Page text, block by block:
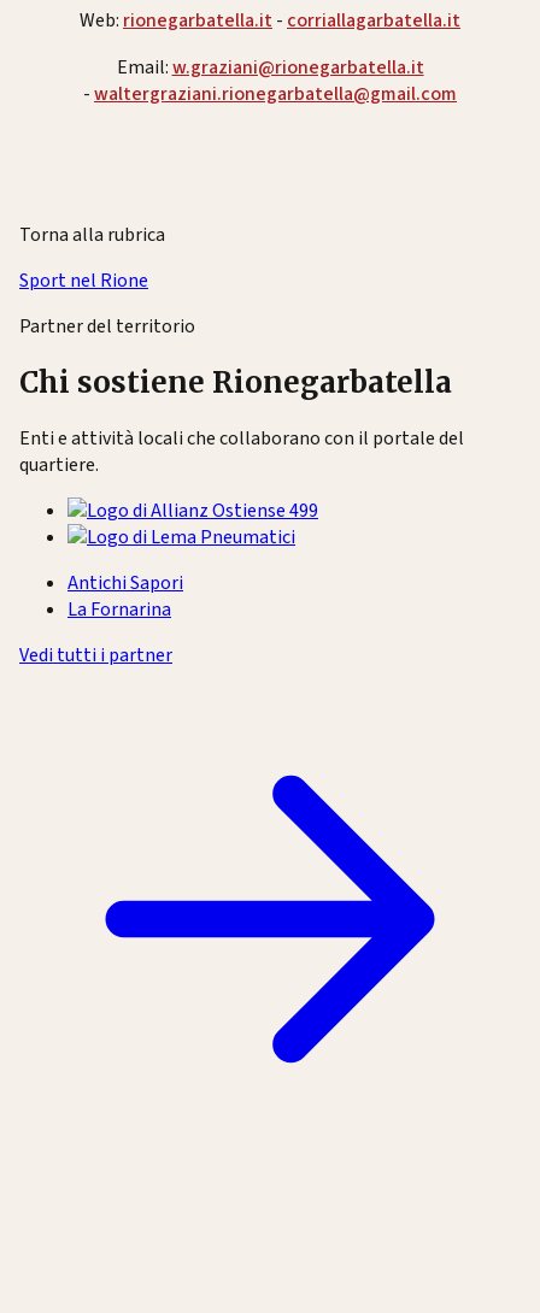
Web: rionegarbatella.it- corriallagarbatella.it
Email:w.graziani@rionegarbatella.it
-waltergraziani.rionegarbatella@gmail.com
Torna alla rubrica
Sport nel Rione
Partner del territorio
Chi sostiene Rionegarbatella
Enti e attività locali che collaborano con il portale del
quartiere.
Antichi Sapori
La Fornarina
Vedi tutti i partner